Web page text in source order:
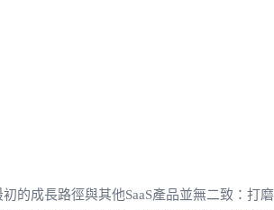
的成長路徑與其他SaaS產品並無二致：